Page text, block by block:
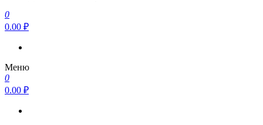
0
0.00 ₽
Меню
0
0.00 ₽